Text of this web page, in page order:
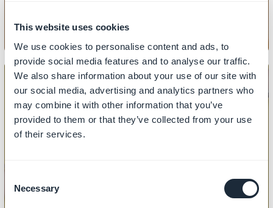
This website uses cookies
We use cookies to personalise content and ads, to
provide social media features and to analyse our traffic.
We also share information about your use of our site with
our social media, advertising and analytics partners who
may combine it with other information that you’ve
provided to them or that they’ve collected from your use
of their services.
Selection
Necessary
Hur man importerar/exporterar